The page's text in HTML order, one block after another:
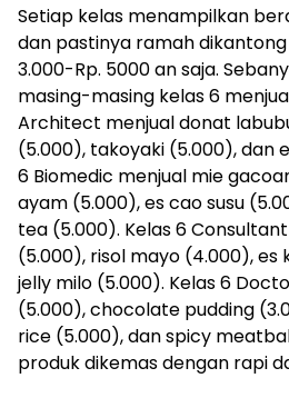
Setiap kelas menampilkan
dan pastinya ramah
3.000-Rp. 5000 an saja.
masing-masing kelas 6
Architect menjual donat
(5.000), takoyaki (5.000), dan
6 Biomedic menjual mie
ayam (5.000), es cao susu
tea (5.000). Kelas 6
(5.000), risol mayo (4.000), es
jelly milo (5.000). Kelas 6
(5.000), chocolate pudding
rice (5.000), dan spicy
produk dikemas dengan rapi